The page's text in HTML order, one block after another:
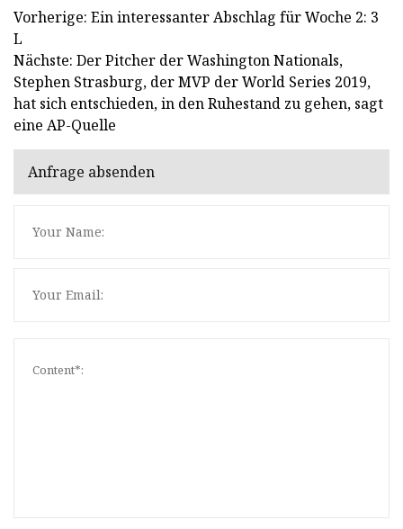
Vorherige: Ein interessanter Abschlag für Woche 2: 3
L
Nächste: Der Pitcher der Washington Nationals,
Stephen Strasburg, der MVP der World Series 2019,
hat sich entschieden, in den Ruhestand zu gehen, sagt
eine AP-Quelle
Anfrage absenden